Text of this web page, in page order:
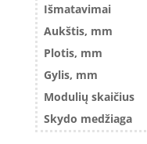
Išmatavimai
Aukštis, mm
Plotis, mm
Gylis, mm
Modulių skaičius
Skydo medžiaga